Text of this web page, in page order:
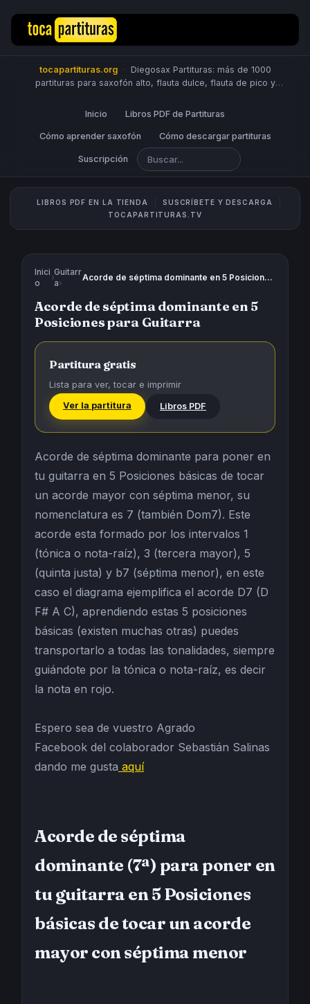
tocapartituras.org ·
Diegosax Partituras: más de 1000
partituras para saxofón alto, flauta dulce, flauta de pico y
chelo, fagot, bombardino, fliscorno, corno, trompa, barítono,
Scores. PUBLICA PARTITURAS
Inicio Libros PDF de Partituras
Cómo aprender saxofón Cómo descargar partituras
Suscripción
LIBROS PDF EN LA TIENDA
SUSCRÍBETE Y DESCARGA
TOCAPARTITURAS.TV
Inici
o
›
Guitarr
a›
Acorde de séptima dominante en 5 Posiciones para Guitarra
Acorde de séptima dominante en 5
Posiciones para Guitarra
Partitura gratis
Lista para ver, tocar e imprimir
Ver la partitura
Libros PDF
Acorde de séptima dominante para poner en
tu guitarra en 5 Posiciones básicas de tocar
un acorde mayor con séptima menor, su
nomenclatura es 7 (también Dom7). Este
acorde esta formado por los intervalos 1
(tónica o nota-raíz), 3 (tercera mayor), 5
(quinta justa) y b7 (séptima menor), en este
caso el diagrama ejemplifica el acorde D7 (D
F# A C), aprendiendo estas 5 posiciones
básicas (existen muchas otras) puedes
transportarlo a todas las tonalidades, siempre
guiándote por la tónica o nota-raíz, es decir
la nota en rojo.
Espero sea de vuestro Agrado
Facebook del colaborador Sebastián Salinas
dando me gusta aquí
Acorde de séptima
dominante (7ª) para poner en
tu guitarra en 5 Posiciones
básicas de tocar un acorde
mayor con séptima menor